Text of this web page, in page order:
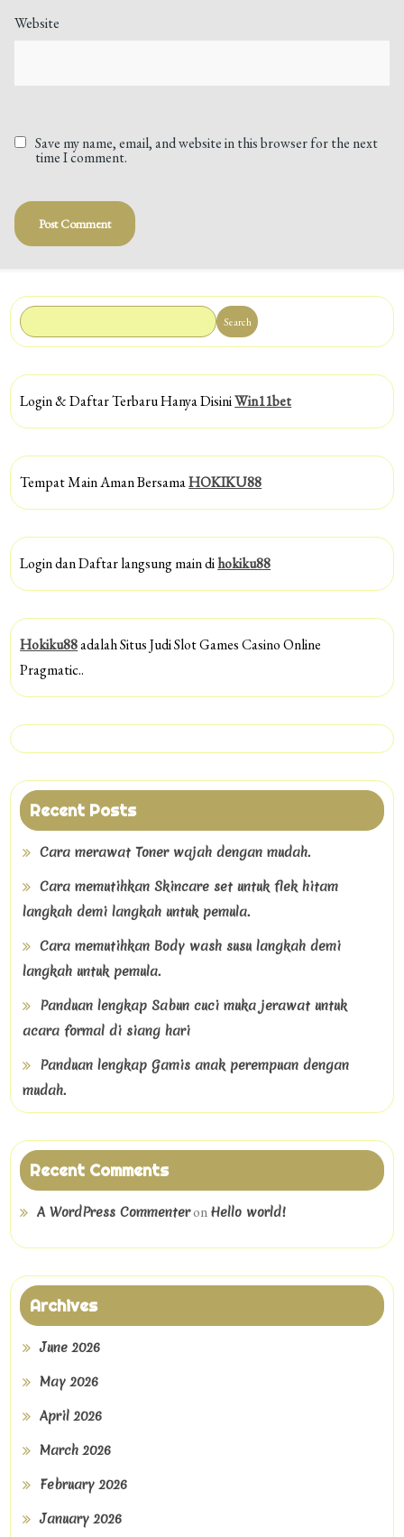
Website
Save my name, email, and website in this browser for the next
time I comment.
Search
Login & Daftar Terbaru Hanya DisiniWin11bet
Tempat Main Aman BersamaHOKIKU88
Login dan Daftar langsung main dihokiku88
Hokiku88adalah Situs Judi Slot Games Casino Online
Pragmatic..
Recent Posts
Cara merawat Toner wajah dengan mudah.
Cara memutihkan Skincare set untuk flek hitam
langkah demi langkah untuk pemula.
Cara memutihkan Body wash susu langkah demi
langkah untuk pemula.
Panduan lengkap Sabun cuci muka jerawat untuk
acara formal di siang hari
Panduan lengkap Gamis anak perempuan dengan
mudah.
Recent Comments
A WordPress Commenteron Hello world!
Archives
June 2026
May 2026
April 2026
March 2026
February 2026
January 2026